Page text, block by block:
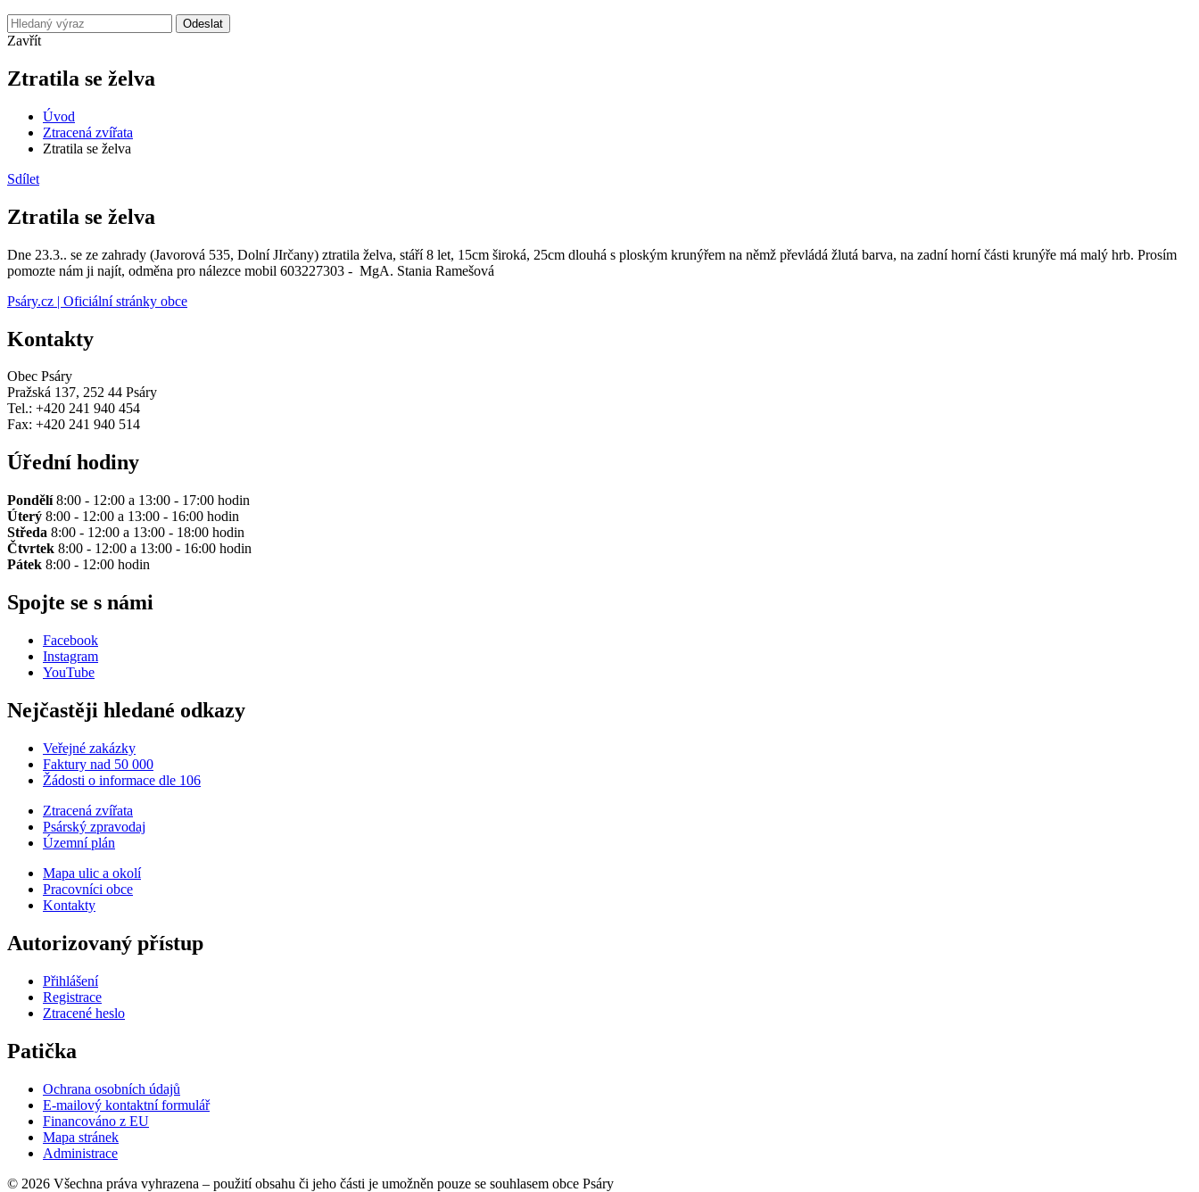
Odeslat
Zavřít
Ztratila se želva
Úvod
Ztracená zvířata
Ztratila se želva
Sdílet
Ztratila se želva
Dne 23.3.. se ze zahrady (Javorová 535, Dolní JIrčany) ztratila želva, stáří 8 let, 15cm široká, 25cm dlouhá s ploským krunýřem na němž převládá žlutá barva, na zadní horní části krunýře má malý hrb. Prosím
pomozte nám ji najít, odměna pro nálezce mobil 603227303 - MgA. Stania Ramešová
Psáry.cz | Oficiální stránky obce
Kontakty
Obec Psáry
Pražská 137, 252 44 Psáry
Tel.: +420 241 940 454
Fax: +420 241 940 514
Úřední hodiny
Pondělí8:00 - 12:00 a 13:00 - 17:00 hodin
Úterý 8:00 - 12:00 a 13:00 - 16:00 hodin
Středa 8:00 - 12:00 a 13:00 - 18:00 hodin
Čtvrtek 8:00 - 12:00 a 13:00 - 16:00 hodin
Pátek 8:00 - 12:00 hodin
Spojte se s námi
Facebook
Instagram
YouTube
Nejčastěji hledané odkazy
Veřejné zakázky
Faktury nad 50 000
Žádosti o informace dle 106
Ztracená zvířata
Psárský zpravodaj
Územní plán
Mapa ulic a okolí
Pracovníci obce
Kontakty
Autorizovaný přístup
Přihlášení
Registrace
Ztracené heslo
Patička
Ochrana osobních údajů
E-mailový kontaktní formulář
Financováno z EU
Mapa stránek
Administrace
© 2026 Všechna práva vyhrazena – použití obsahu či jeho části je umožněn pouze se souhlasem obce Psáry